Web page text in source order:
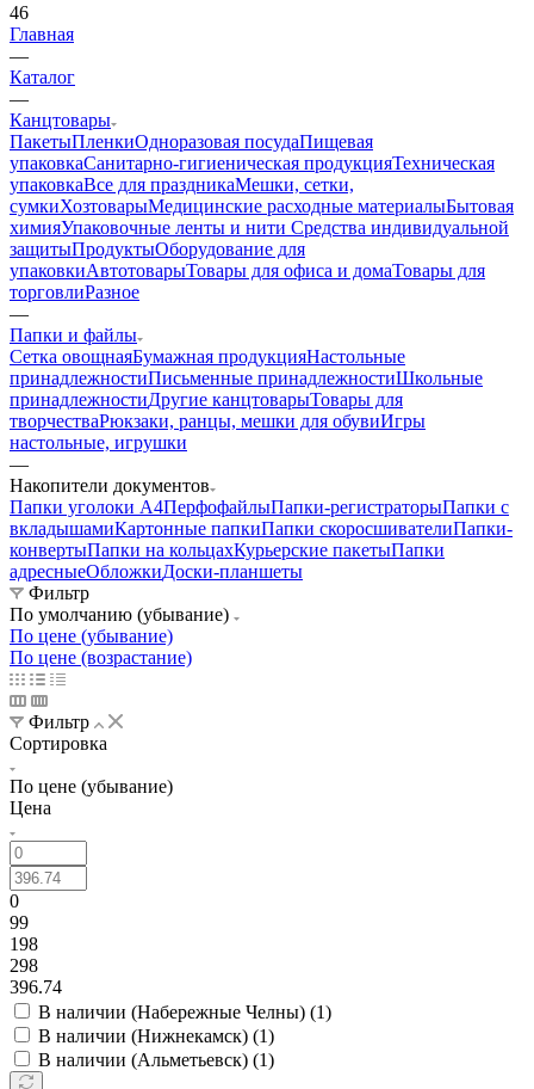
46
Главная
—
Каталог
—
Канцтовары
ПакетыПленкиОдноразовая посудаПищевая
упаковкаСанитарно-гигиеническая продукцияТехническая
упаковкаВсе для праздникаМешки, сетки,
сумкиХозтоварыМедицинские расходные материалыБытовая
химияУпаковочные ленты и нити Средства индивидуальной
защитыПродуктыОборудование для
упаковкиАвтотоварыТовары для офиса и домаТовары для
торговлиРазное
—
Папки и файлы
Сетка овощнаяБумажная продукцияНастольные
принадлежностиПисьменные принадлежностиШкольные
принадлежностиДругие канцтоварыТовары для
творчестваРюкзаки, ранцы, мешки для обувиИгры
настольные, игрушки
—
Накопители документов
Папки уголоки А4ПерфофайлыПапки-регистраторыПапки с
вкладышамиКартонные папкиПапки скоросшивателиПапки-
конвертыПапки на кольцахКурьерские пакетыПапки
адресныеОбложкиДоски-планшеты
Фильтр
По умолчанию (убывание)
По цене (убывание)
По цене (возрастание)
Фильтр
Сортировка
По цене (убывание)
Цена
0
99
198
298
396.74
В наличии (Набережные Челны) (1)
В наличии (Нижнекамск) (1)
В наличии (Альметьевск) (1)